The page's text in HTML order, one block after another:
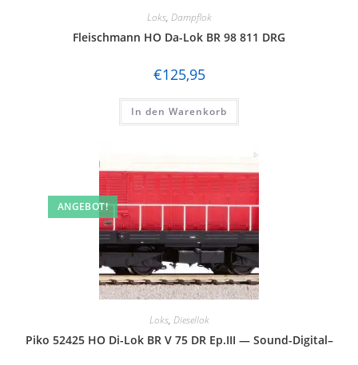
Loks, Dampflok
Fleischmann HO Da-Lok BR 98 811 DRG
€125,95
In den Warenkorb
ANGEBOT!
Loks, Diesellok
Piko 52425 HO Di-Lok BR V 75 DR Ep.III — Sound-Digital–